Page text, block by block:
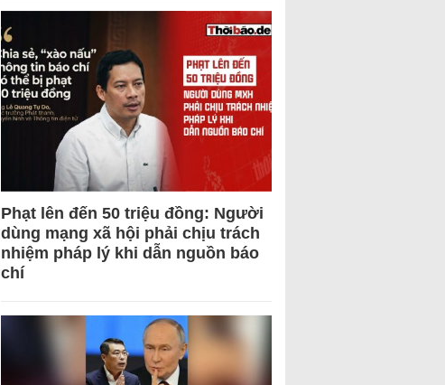
Phạt lên đến 50 triệu đồng: Người
dùng mạng xã hội phải chịu trách
nhiệm pháp lý khi dẫn nguồn báo
chí